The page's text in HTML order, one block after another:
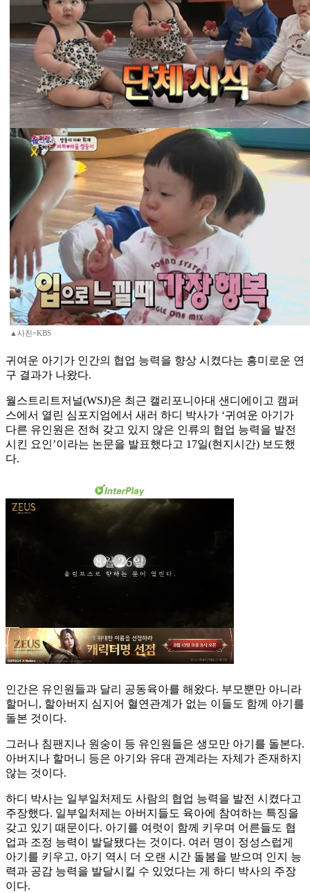
▲사진=KBS
귀여운 아기가 인간의 협업 능력을 향상 시켰다는 흥미로운 연
구 결과가 나왔다.
월스트리트저널(WSJ)은 최근 캘리포니아대 샌디에이고 캠퍼
스에서 열린 심포지엄에서 새러 하디 박사가 ‘귀여운 아기가
다른 유인원은 전혀 갖고 있지 않은 인류의 협업 능력을 발전
시킨 요인’이라는 논문을 발표했다고 17일(현지시간) 보도했
다.
인간은 유인원들과 달리 공동육아를 해왔다. 부모뿐만 아니라
할머니, 할아버지 심지어 혈연관계가 없는 이들도 함께 아기를
돌본 것이다.
그러나 침팬지나 원숭이 등 유인원들은 생모만 아기를 돌본다.
아버지나 할머니 등은 아기와 유대 관계라는 자체가 존재하지
않는 것이다.
하디 박사는 일부일처제도 사람의 협업 능력을 발전 시켰다고
주장했다. 일부일처제는 아버지들도 육아에 참여하는 특징을
갖고 있기 때문이다. 아기를 여럿이 함께 키우며 어른들도 협
업과 조정 능력이 발달됐다는 것이다. 여러 명이 정성스럽게
아기를 키우고, 아기 역시 더 오랜 시간 돌봄을 받으며 인지 능
력과 공감 능력을 발달시킬 수 있었다는 게 하디 박사의 주장
이다.